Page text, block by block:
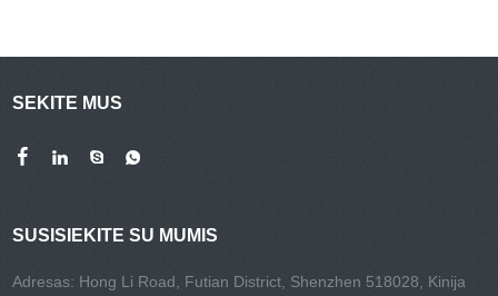
SEKITE MUS
SUSISIEKITE SU MUMIS
Adresas: Hong Li Road, Futian District, Shenzhen 518028, Kinija